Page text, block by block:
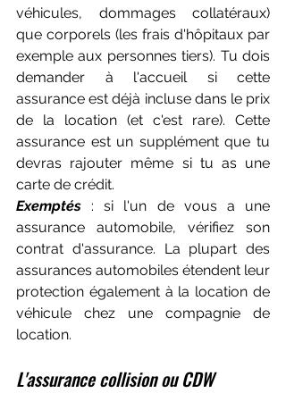
véhicules, dommages collatéraux)
que corporels (les frais d'hôpitaux par
exemple aux personnes tiers). Tu dois
demander à l'accueil si cette
assurance est déjà incluse dans le prix
de la location (et c'est rare). Cette
assurance est un supplément que tu
devras rajouter même si tu as une
carte de crédit.
Exemptés : si l'un de vous a une
assurance automobile, vérifiez son
contrat d'assurance. La plupart des
assurances automobiles étendent leur
protection également à la location de
véhicule chez une compagnie de
location.
L'assurance collision ou CDW